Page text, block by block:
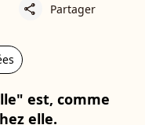
share Partager
est, comme
elle.